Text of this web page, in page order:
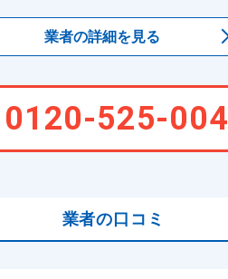
業者の詳細を見る
0120-525-004
業者の口コミ